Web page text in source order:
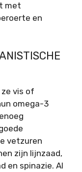
met
en
vis of
omega-3
vetzuren
zijn lijnzaad,
en spinazie. Al